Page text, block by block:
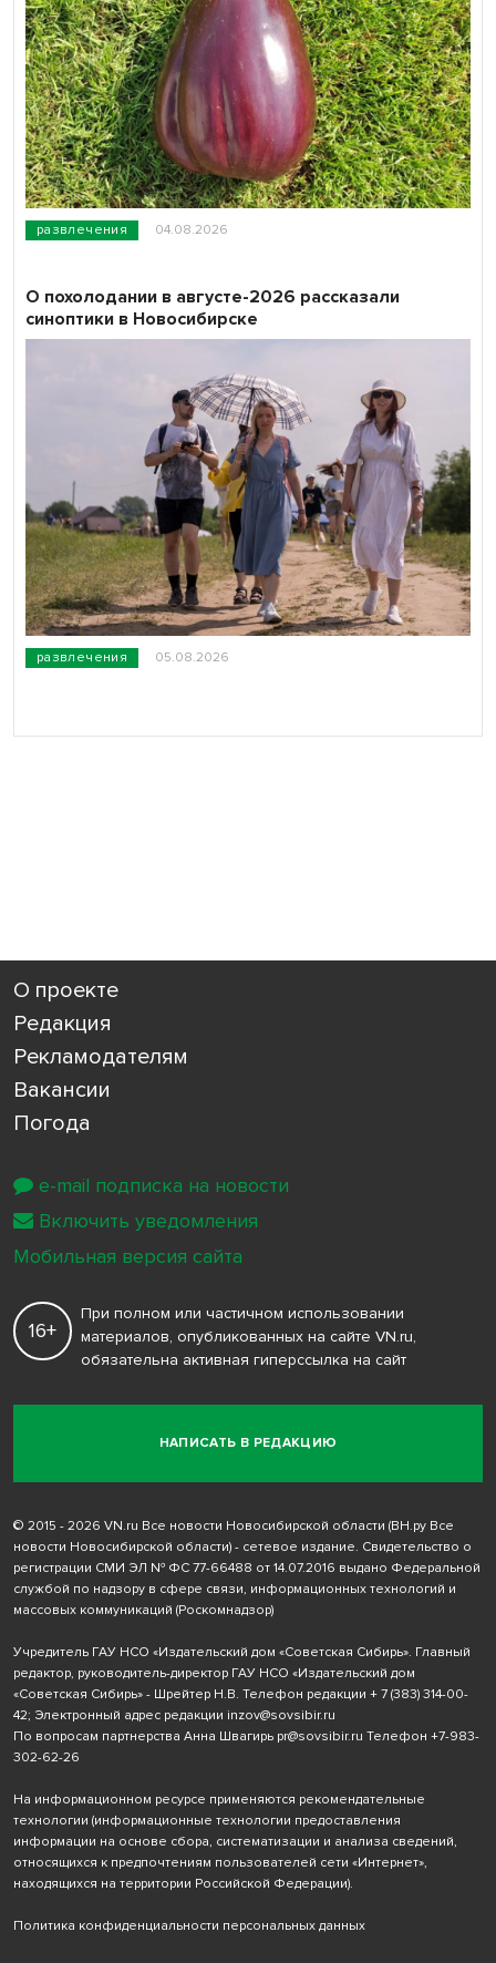
развлечения 04.08.2026
развлечения 05.08.2026
О похолодании в августе-2026 рассказали
синоптики в Новосибирске
О проекте
Редакция
Рекламодателям
Вакансии
Погода
НАПИСАТЬ В РЕДАКЦИЮ
16+
При полном или частичном использовании
материалов, опубликованных на сайте VN.ru,
обязательна активная гиперссылка на сайт
© 2015 - 2026 VN.ru Все новости Новосибирской области (ВН.ру Все
новости Новосибирской области) - сетевое издание. Свидетельство о
регистрации СМИ ЭЛ № ФС 77-66488 от 14.07.2016 выдано Федеральной
службой по надзору в сфере связи, информационных технологий и
массовых коммуникаций (Роскомнадзор)
Учредитель ГАУ НСО «Издательский дом «Советская Сибирь». Главный
редактор, руководитель-директор ГАУ НСО «Издательский дом
«Советская Сибирь» - Шрейтер Н.В. Телефон редакции + 7 (383) 314-00-
42; Электронный адрес редакции inzov@sovsibir.ru
По вопросам партнерства Анна Швагирь pr@sovsibir.ru Телефон +7-983-
302-62-26
На информационном ресурсе применяются рекомендательные
технологии (информационные технологии предоставления
информации на основе сбора, систематизации и анализа сведений,
относящихся к предпочтениям пользователей сети «Интернет»,
находящихся на территории Российской Федерации).
Политика конфиденциальности персональных данных
e-mail подписка на новости
Включить уведомления
Мобильная версия сайта